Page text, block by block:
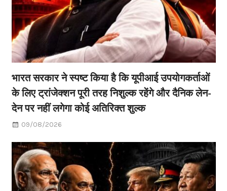
भारत सरकार ने स्पष्ट किया है कि यूपीआई उपयोगकर्ताओं
के लिए ट्रांजेक्शन पूरी तरह निशुल्क रहेंगे और दैनिक लेन-
देन पर नहीं लगेगा कोई अतिरिक्त शुल्क
09/08/2026